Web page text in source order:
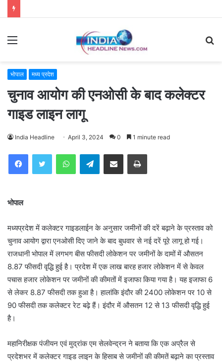
Menu
भोपाल मध्य प्रदेश
चुनाव आयोग की एनओसी के बाद कलेक्टर
गाइड लाइन लागू
India Headline April 3, 2024 0 1 minute read
WhatsAppTelegramShare via Email Print
भोपाल
मध्यप्रदेश में कलेक्टर गाइडलाईन के अनुसार जमीनों की दरें बढ़ाने के प्रस्ताव को
चुनाव आयोग द्वारा एनओसी दिए जाने के बाद बुधवार से नई दरें पूरे लागू हो गई।
राजधानी भोपाल में लगभग बीस फीसदी लोकेशन पर जमीनों के दामों में औसतन
8.87 फीसदी वृद्धि हुई है। प्रदेश में एक लाख बारह हजार लोकेशन में से केवल
पचास हजार लोकेशन पर जमीनों की कीमतों में इजाफा किया गया है। यह इजाफा 6
से लेकर 8.87 फीसदी तक हुआ है। हालांकि इंदौर की 2400 लोकेशन पर 10 से
90 फीसदी तक कलेक्टर रेट बढ़े हैं। इंदौर में औसतन 12 से 13 फीसदी वृद्धि हुई
है।
महानिरीक्षक पंजीयन एवं मुद्रांक एम सेलवेन्द्रन ने बताया कि एक अप्रैल से
प्रदेशभर में कलेक्टर गाइड लाइन के हिसाब से जमीनों की कीमतें बढ़ाने का प्रस्ताव